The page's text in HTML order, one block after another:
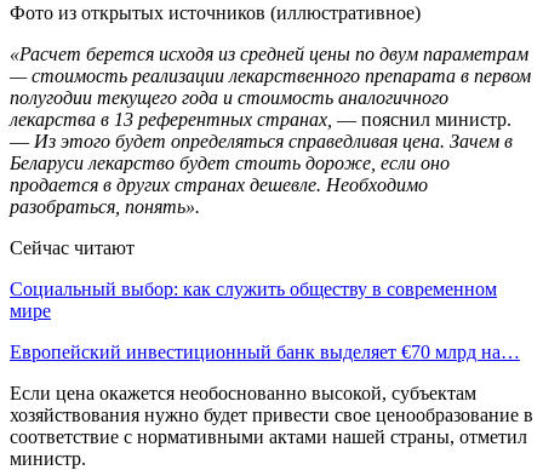
Фото из открытых источников (иллюстративное)
«Расчет берется исходя из средней цены по двум параметрам
— стоимость реализации лекарственного препарата в первом
полугодии текущего года и стоимость аналогичного
лекарства в 13 референтных странах, — пояснил министр.
— Из этого будет определяться справедливая цена. Зачем в
Беларуси лекарство будет стоить дороже, если оно
продается в других странах дешевле. Необходимо
разобраться, понять».
Сейчас читают
Социальный выбор: как служить обществу в современном
мире
Европейский инвестиционный банк выделяет €70 млрд на…
Если цена окажется необоснованно высокой, субъектам
хозяйствования нужно будет привести свое ценообразование в
соответствие с нормативными актами нашей страны, отметил
министр.